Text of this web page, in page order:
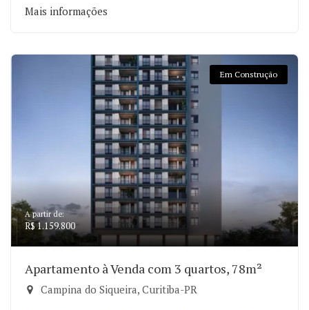
Mais informações
Em Construção
A partir de:
R$ 1.159.800
Apartamento à Venda com 3 quartos, 78m²
Campina do Siqueira, Curitiba-PR